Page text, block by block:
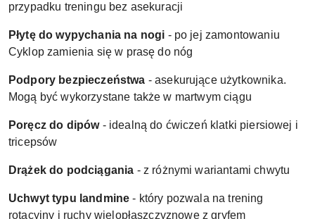
przypadku treningu bez asekuracji
Płytę do wypychania na nogi - po jej zamontowaniu
Cyklop zamienia się w prasę do nóg
Podpory bezpieczeństwa - asekurujące użytkownika.
Mogą być wykorzystane także w martwym ciągu
Poręcz do dipów - idealną do ćwiczeń klatki piersiowej i
tricepsów
Drążek do podciągania - z różnymi wariantami chwytu
Uchwyt typu landmine - który pozwala na trening
rotacyjny i ruchy wielopłaszczyznowe z gryfem